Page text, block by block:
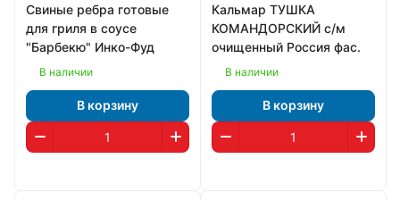
Свиные ребра готовые
для гриля в соусе
"Барбекю" Инко-Фуд
В наличии
В корзину
Кальмар ТУШКА
КОМАНДОРСКИЙ с/м
очищенный Россия фас.
В наличии
В корзину